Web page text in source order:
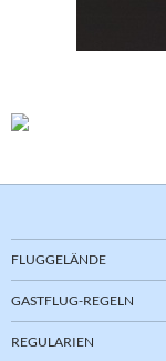
FLUGGELÄNDE
GASTFLUG-REGELN
REGULARIEN